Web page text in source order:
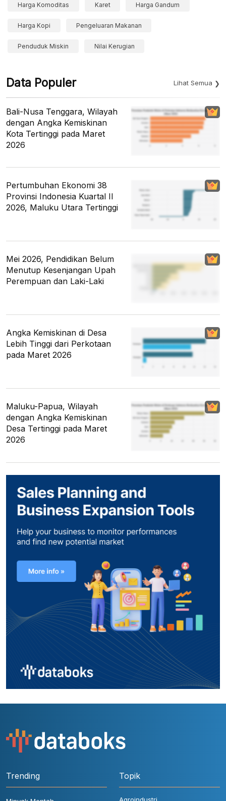
Harga Komoditas Karet Harga Gandum
Harga Kopi Pengeluaran Makanan
Penduduk Miskin Nilai Kerugian
Data Populer Lihat Semua
Bali-Nusa Tenggara, Wilayah
dengan Angka Kemiskinan
Kota Tertinggi pada Maret
2026
Pertumbuhan Ekonomi 38
Provinsi Indonesia Kuartal II
2026, Maluku Utara Tertinggi
Mei 2026, Pendidikan Belum
Menutup Kesenjangan Upah
Perempuan dan Laki-Laki
Angka Kemiskinan di Desa
Lebih Tinggi dari Perkotaan
pada Maret 2026
Maluku-Papua, Wilayah
dengan Angka Kemiskinan
Desa Tertinggi pada Maret
2026
Trending Topik